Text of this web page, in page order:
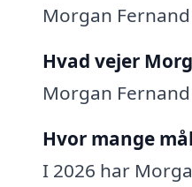
Morgan
Hvad vejer
Morgan
Hvor mange
I 2026 har